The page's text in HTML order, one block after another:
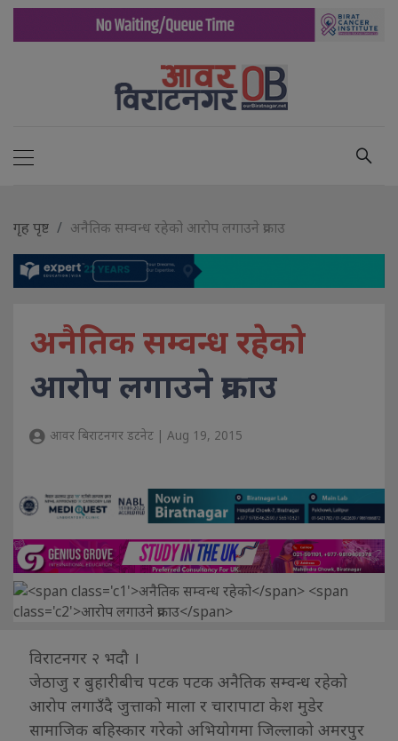
गृह पृष्ट अनैतिक सम्वन्ध रहेको आरोप लगाउने प्रक्राउ
अनैतिक सम्वन्ध रहेको
आरोप लगाउने प्रक्राउ
आवर बिराटनगर डटनेट | Aug 19, 2015
विराटनगर २ भदौ ।
जेठाजु र बुहारीबीच पटक पटक अनैतिक सम्वन्ध रहेको
आरोप लगाउँदै जुत्ताको माला र चारापाटा केश मुडेर
सामाजिक बहिस्कार गरेको अभियोगमा जिल्लाको अमरपुर